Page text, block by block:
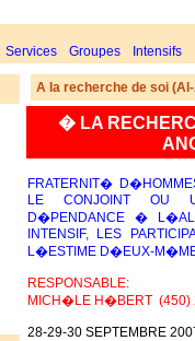
Services Groupes Intensifs
A la recherche de soi
� LA
FRATERNIT�
LE CONJOINT OU
D�PENDANCE �
INTENSIF, LES
L�ESTIME D�EUX-
RESPONSABLE:
MICH�LE H�BERT (450)
28-29-30 SEPTEMBRE